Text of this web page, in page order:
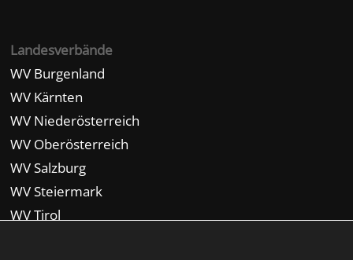
Landesverbände
WV Burgenland
WV Kärnten
WV Niederösterreich
WV Oberösterreich
WV Salzburg
WV Steiermark
WV Tirol